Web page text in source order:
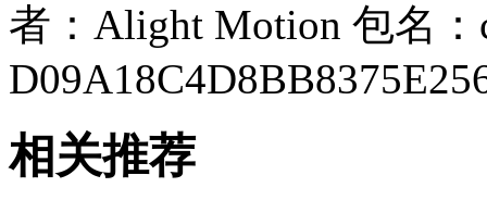
者：Alight Motion 包名：
相关推荐